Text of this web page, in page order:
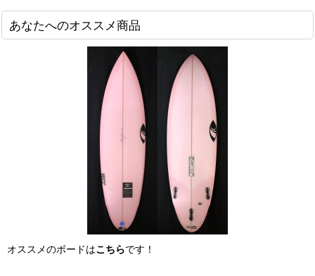
あなたへのオススメ商品
オススメのボードはこちらです！